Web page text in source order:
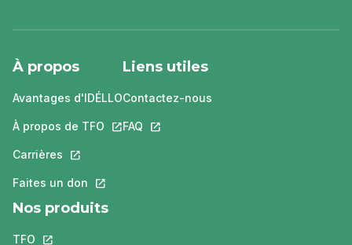
À propos
Avantages d'IDÉLLO
À propos de TFO Ce lien s'ouvrira dans un nouvel onglet.
Carrières Ce lien s'ouvrira dans un nouvel onglet.
Faites un don Ce lien s'ouvrira dans un nouvel onglet.
Liens utiles
Contactez-nous
FAQ Ce lien s'ouvrira dans un nouvel
Nos produits
TFO Ce lien s'ouvrira dans un nouvel onglet.